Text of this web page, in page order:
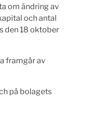
om ändring av
och antal
den 18 oktober
framgår av
på bolagets